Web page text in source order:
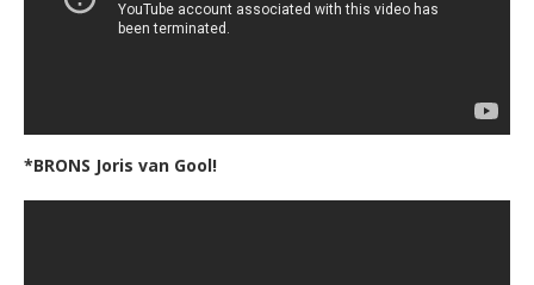
*BRONS Joris van Gool!